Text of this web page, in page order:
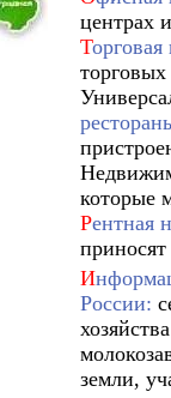
центрах
Т
которые
Рентная
И
России:
земли,